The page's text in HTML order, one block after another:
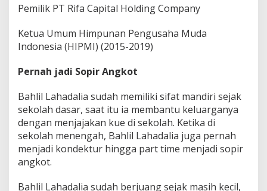
Pemilik PT Rifa Capital Holding Company
Ketua Umum Himpunan Pengusaha Muda
Indonesia (HIPMI) (2015-2019)
Pernah jadi Sopir Angkot
Bahlil Lahadalia sudah memiliki sifat mandiri sejak
sekolah dasar, saat itu ia membantu keluarganya
dengan menjajakan kue di sekolah. Ketika di
sekolah menengah, Bahlil Lahadalia juga pernah
menjadi kondektur hingga part time menjadi sopir
angkot.
Bahlil Lahadalia sudah berjuang sejak masih kecil,